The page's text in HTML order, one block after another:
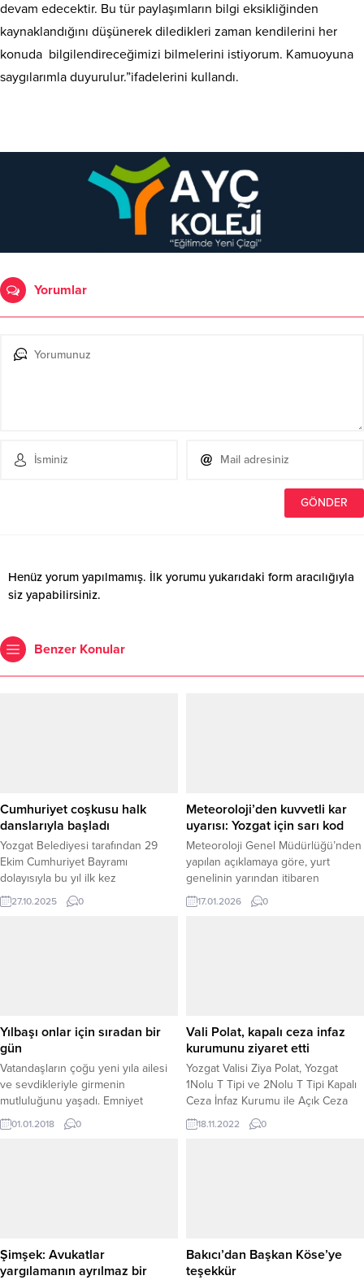
devam edecektir. Bu tür paylaşımların bilgi eksikliğinden
kaynaklandığını düşünerek diledikleri zaman kendilerini her
konuda bilgilendireceğimizi bilmelerini istiyorum. Kamuoyuna
saygılarımla duyurulur.”ifadelerini kullandı.
Yorumlar
Henüz yorum yapılmamış. İlk yorumu yukarıdaki form aracılığıyla
siz yapabilirsiniz.
Benzer Konular
Cumhuriyet coşkusu halk
danslarıyla başladı
Yozgat Belediyesi tarafından 29
Ekim Cumhuriyet Bayramı
dolayısıyla bu yıl ilk kez
düzenlenen “1. Uluslararası Yozgat
Halk Dansları Şenliği”, Bozok
topluluklarını Yozgat’ta bir araya
getiriyor. Üç gün sürecek
etkinliklerde,...
27.10.2025 0
Meteoroloji’den kuvvetli kar
uyarısı: Yozgat için sarı kod
Meteoroloji Genel Müdürlüğü’nden
yapılan açıklamaya göre, yurt
genelinin yarından itibaren
Karadeniz üzerinden gelecek
soğuk hava dalgasının etkisi altına
hesabından paylaşılan açıklamada;
Yozgat, Sivas, Aksaray, Nevşehir,...
17.01.2026 0
Yılbaşı onlar için sıradan bir
gün
Vatandaşların çoğu yeni yıla ailesi
ve sevdikleriyle girmenin
mutluluğunu yaşadı. Emniyet
mensupları, hastanelerde çalışan
sağlık personeli, taksiciler, temizlik
01.01.2018 0
Vali Polat, kapalı ceza infaz
kurumunu ziyaret etti
Yozgat Valisi Ziya Polat, Yozgat
1Nolu T Tipi ve 2Nolu T Tipi Kapalı
Ceza İnfaz Kurumu ile Açık Ceza
İnfaz Kurumu’nu ziyaret etti. Ceza
İnfaz Kurumunda incelemelerde
18.11.2022 0
Şimşek: Avukatlar
yargılamanın ayrılmaz bir
Bakıcı’dan Başkan Köse’ye
teşekkür